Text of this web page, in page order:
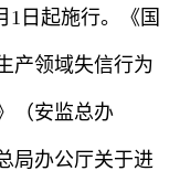
1日起施行。《国
产领域失信行为
（安监总办
局办公厅关于进